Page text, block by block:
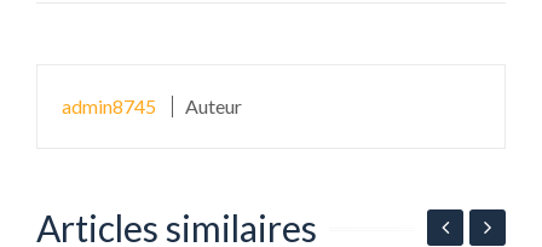
admin8745 Auteur
Articles similaires